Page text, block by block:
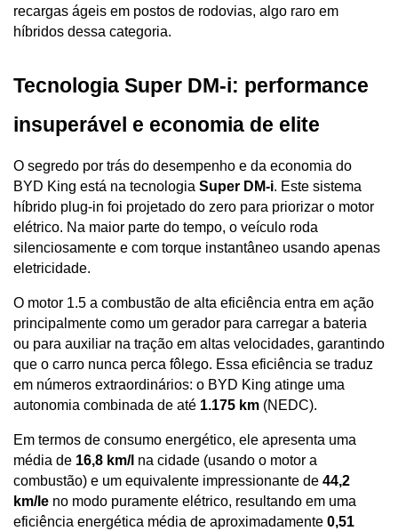
recargas ágeis em postos de rodovias, algo raro em
híbridos dessa categoria.
Tecnologia Super DM-i: performance
insuperável e economia de elite
O segredo por trás do desempenho e da economia do
BYD King está na tecnologia Super DM-i. Este sistema
híbrido plug-in foi projetado do zero para priorizar o motor
elétrico. Na maior parte do tempo, o veículo roda
silenciosamente e com torque instantâneo usando apenas
eletricidade.
O motor 1.5 a combustão de alta eficiência entra em ação
principalmente como um gerador para carregar a bateria
ou para auxiliar na tração em altas velocidades, garantindo
que o carro nunca perca fôlego. Essa eficiência se traduz
em números extraordinários: o BYD King atinge uma
autonomia combinada de até 1.175 km (NEDC).
Em termos de consumo energético, ele apresenta uma
média de 16,8 km/l na cidade (usando o motor a
combustão) e um equivalente impressionante de 44,2
km/le no modo puramente elétrico, resultando em uma
eficiência energética média de aproximadamente 0,51